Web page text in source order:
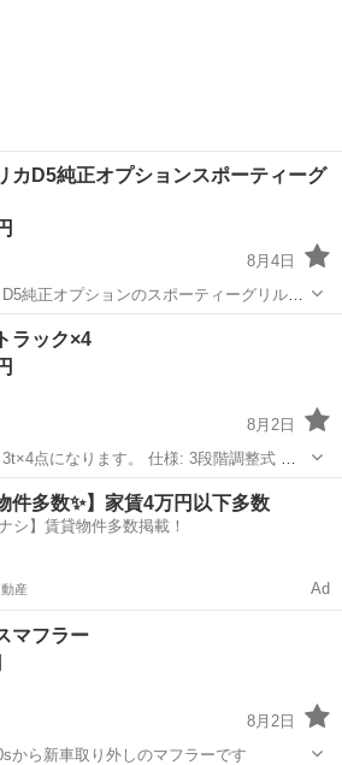
カD5純正オプションスポーティーグ
8月4日
純正オプションのスポーティーグリルで
分の塗装の劣化はあります。
駅 外装、車外用品
ラック×4
8月2日
点になります。 仕様: 3段階調整式 最
: 480 mm よろしくお願いいた
メンテナンス用品 リジットラック
件多数✨】家賃4万円以下多数
シ】賃貸物件多数掲載！
産 Ad
マフラー
8月2日
から新車取り外しのマフラーです